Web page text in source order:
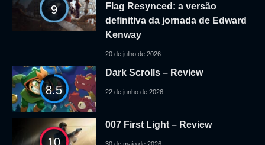
9
Flag Resynced: a versão
definitiva da jornada de Edward
Kenway
20 de julho de 2026
8.5
Dark Scrolls – Review
22 de junho de 2026
10
007 First Light – Review